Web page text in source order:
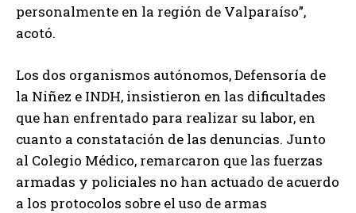
personalmente en la región de Valparaíso”,
acotó.
Los dos organismos autónomos, Defensoría de
la Niñez e INDH, insistieron en las dificultades
que han enfrentado para realizar su labor, en
cuanto a constatación de las denuncias. Junto
al Colegio Médico, remarcaron que las fuerzas
armadas y policiales no han actuado de acuerdo
a los protocolos sobre el uso de armas